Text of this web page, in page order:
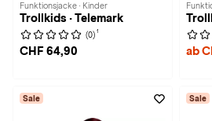
Funktionsjacke · Kinder
Trollkids · Telemark
(0) 1
CHF 64,90 ab
Sale Sale